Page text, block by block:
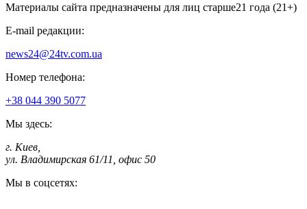
Материалы сайта предназначены для лиц старше21 года (21+)
E-mail редакции:
news24@24tv.com.ua
Номер телефона:
+38 044 390 5077
Мы здесь:
г. Киев
ул. Владимирская 61/11, офис 50
Мы в соцсетях: